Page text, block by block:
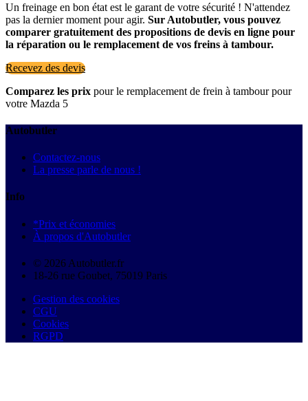
Un freinage en bon état est le garant de votre sécurité ! N'attendez
pas la dernier moment pour agir. Sur Autobutler, vous pouvez
comparer gratuitement des propositions de devis en ligne pour
la réparation ou le remplacement de vos freins à tambour.
Recevez des devis
Comparez les prix pour le remplacement de frein à tambour pour
votre Mazda 5
Autobutler
Contactez-nous
La presse parle de nous !
Info
*Prix et économies
À propos d'Autobutler
© 2026 Autobutler.fr
18-26 rue Goubet, 75019 Paris
Gestion des cookies
CGU
Cookies
RGPD